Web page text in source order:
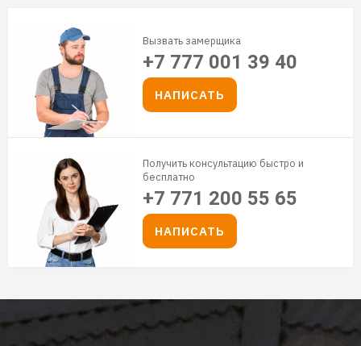
Вызвать замерщика
+7 777 001 39 40
НАПИСАТЬ
Получить консультацию быстро и
бесплатно
+7 771 200 55 65
НАПИСАТЬ